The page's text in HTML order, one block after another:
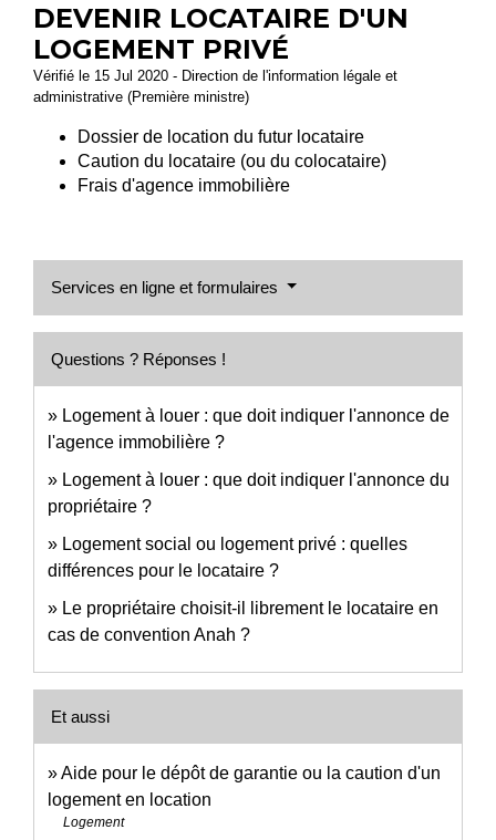
DEVENIR LOCATAIRE D'UN
LOGEMENT PRIVÉ
Vérifié le 15 Jul 2020 - Direction de l'information légale et
administrative (Première ministre)
Dossier de location du futur locataire
Caution du locataire (ou du colocataire)
Frais d'agence immobilière
Services en ligne et formulaires
Questions ? Réponses !
Logement à louer : que doit indiquer l'annonce de
l'agence immobilière ?
Logement à louer : que doit indiquer l'annonce du
propriétaire ?
Logement social ou logement privé : quelles
différences pour le locataire ?
Le propriétaire choisit-il librement le locataire en
cas de convention Anah ?
Et aussi
Aide pour le dépôt de garantie ou la caution d'un
logement en location
Logement